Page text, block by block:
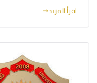
اقرأ المزيد